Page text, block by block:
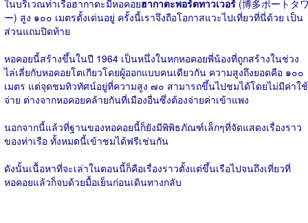
ในบริเวณท่าเรือฮากาตะมีหอคอยฮากาตะพอร์ตทาวเวอร์ (博多ポートタ
ー) สูง ๑๐๐ เมตรตั้งเด่นอยู่ ครั้งนี้เราจึงถือโอกาสแวะไปเที่ยวที่นี่ด้วย เป็น
ส่วนแถมปิดท้าย
หอคอยนี้สร้างขึ้นในปี 1964 เป็นหนึ่งในหกหอคอยพี่น้องที่ถูกสร้างในช่วง
ไล่เลี่ยกับหอคอยโตเกียวโดยผู้ออกแบบคนเดียวกัน ความสูงถึงยอดคือ ๑๐๐​
เมตร แต่จุดชมทิวทัศน์อยู่ที่ความสูง ๗๐ สามารถขึ้นไปชมได้โดยไม่มีค่าใช้
จ่าย ต่างจากหอคอยคล้ายกันที่เมืองอื่นซึ่งต้องจ่ายค่าเข้าแพง
นอกจากนี้แล้วที่ฐานของหอคอยนี้ก็ยังมีพิพิธภัณฑ์เล็กๆที่จัดแสดงเรื่องราว
ของท่าเรือ ทั้งหมดนี้เข้าชมได้ฟรีเช่นกัน
ดังนั้นเนื้อหาที่จะเล่าในตอนนี้ก็คือเรื่องราวตั้งแต่ขึ้นเรือไปจนถึงเที่ยวที่
หอคอยแล้วก็จบด้วยมื้อเย็นก่อนเดินทางกลับ